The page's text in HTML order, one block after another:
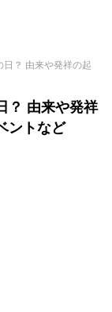
日？ 由来や発祥の起
？ 由来や発祥
ントなど